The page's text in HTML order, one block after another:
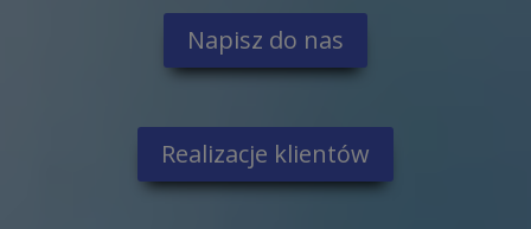
Napisz do nas
Realizacje klientów